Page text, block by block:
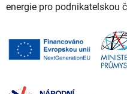
energie pro podnikatelskou